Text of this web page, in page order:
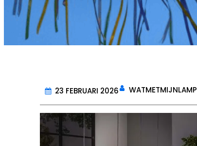
23 FEBRUARI 2026 WATMETMIJNLAMP